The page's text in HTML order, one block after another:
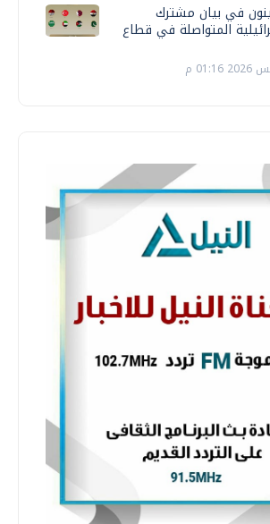
يدينون في بيان مشترك
المتواصلة في قطاع